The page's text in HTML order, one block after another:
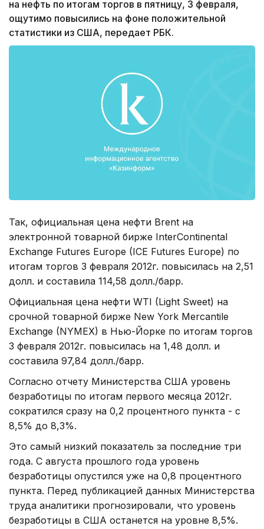
на нефть по итогам торгов в пятницу, 3 февраля,
ощутимо повысились на фоне положительной
статистики из США, передает РБК.
Так, официальная цена нефти Brent на
электронной товарной бирже InterContinental
Exchange Futures Europe (IСE Futures Europe) по
итогам торгов 3 февраля 2012г. повысилась на 2,51
долл. и составила 114,58 долл./барр.
Официальная цена нефти WTI (Light Sweet) на
срочной товарной бирже New York Mercantile
Exchange (NYMEX) в Нью-Йорке по итогам торгов
3 февраля 2012г. повысилась на 1,48 долл. и
составила 97,84 долл./барр.
Согласно отчету Министерства США уровень
безработицы по итогам первого месяца 2012г.
сократился сразу на 0,2 процентного пункта - с
8,5% до 8,3%.
Это самый низкий показатель за последние три
года. С августа прошлого года уровень
безработицы опустился уже на 0,8 процентного
пункта. Перед публикацией данных Министерства
труда аналитики прогнозировали, что уровень
безработицы в США останется на уровне 8,5%.